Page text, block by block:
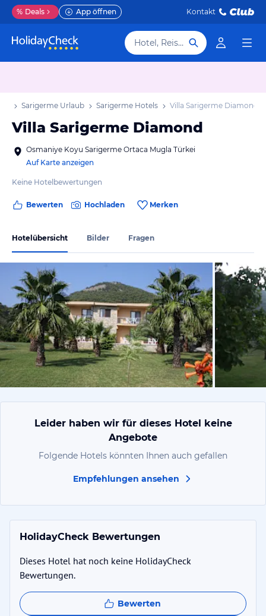
% Deals App öffnen Kontakt
Hotel, Reiseziel
Sarigerme Urlaub Sarigerme Hotels Villa Sarigerme Diamond
Villa Sarigerme Diamond
Osmaniye Koyu Sarigerme Ortaca Mugla Türkei
Auf Karte anzeigen
Keine Hotelbewertungen
Bewerten Hochladen Merken
Hotelübersicht Bilder Fragen
vom
Leider haben wir für dieses Hotel keine
Angebote
Folgende Hotels könnten Ihnen auch gefallen
Empfehlungen ansehen
HolidayCheck Bewertungen
Dieses Hotel hat noch keine HolidayCheck
Bewertungen.
Bewerten